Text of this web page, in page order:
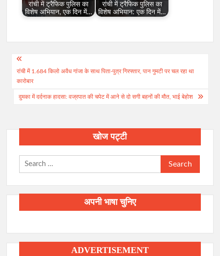
रांची में ट्रैफिक पुलिस का
विशेष अभियान, एक दिन में…
रांची में ट्रैफिक पुलिस का
विशेष अभियान: एक दिन में…
Post
navigation
रांची में 1.684 किलो अवैध गांजा के साथ पिता-पुत्र गिरफ्तार, पान गुमटी पर चल रहा था
कारोबार
दुमका में दर्दनाक हादसा: वज्रपात की चपेट में आने से दो सगी बहनों की मौत, भाई बेहोश
खोज पट्टी
Search
for:
अपनी भाषा चुनिए
ADVERTISEMENT